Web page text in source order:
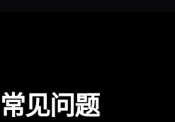
常见问题